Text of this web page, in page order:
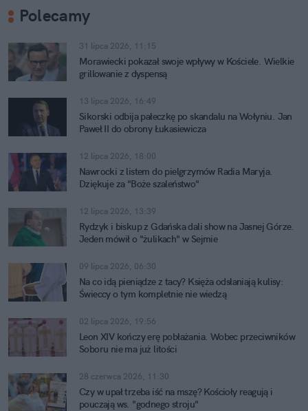
Polecamy
31 lipca 2026, 11:15
Morawiecki pokazał swoje wpływy w Kościele. Wielkie
grillowanie z dyspensą
13 lipca 2026, 16:49
Sikorski odbija pałeczkę po skandalu na Wołyniu. Jan
Paweł II do obrony Łukasiewicza
12 lipca 2026, 18:00
Nawrocki z listem do pielgrzymów Radia Maryja.
Dziękuje za "Boże szaleństwo"
12 lipca 2026, 13:39
Rydzyk i biskup z Gdańska dali show na Jasnej Górze.
Jeden mówił o "żulikach" w Sejmie
09 lipca 2026, 06:30
Na co idą pieniądze z tacy? Księża odsłaniają kulisy:
Świeccy o tym kompletnie nie wiedzą
02 lipca 2026, 19:56
Leon XIV kończy erę pobłażania. Wobec przeciwników
Soboru nie ma już litości
28 czerwca 2026, 11:30
Czy w upał trzeba iść na mszę? Kościoły reagują i
pouczają ws. "godnego stroju"